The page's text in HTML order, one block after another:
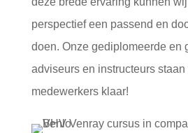
perspectief een passend en
doen. Onze gediplomeerde en
adviseurs en instructeurs
medewerkers klaar!